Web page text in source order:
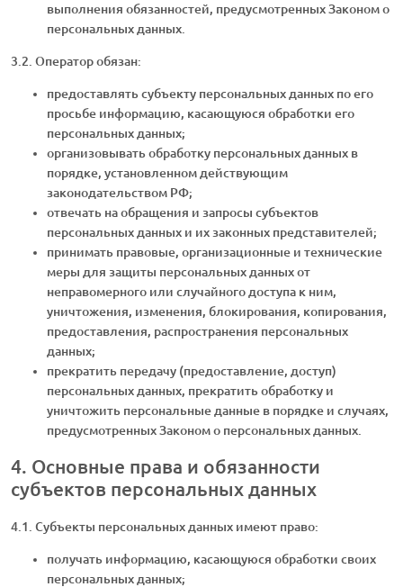
выполнения обязанностей, предусмотренных Законом о
персональных данных.
3.2. Оператор обязан:
предоставлять субъекту персональных данных по его
просьбе информацию, касающуюся обработки его
персональных данных;
организовывать обработку персональных данных в
порядке, установленном действующим
законодательством РФ;
отвечать на обращения и запросы субъектов
персональных данных и их законных представителей;
принимать правовые, организационные и технические
меры для защиты персональных данных от
неправомерного или случайного доступа к ним,
уничтожения, изменения, блокирования, копирования,
предоставления, распространения персональных
данных;
прекратить передачу (предоставление, доступ)
персональных данных, прекратить обработку и
уничтожить персональные данные в порядке и случаях,
предусмотренных Законом о персональных данных.
4. Основные права и обязанности
субъектов персональных данных
4.1. Субъекты персональных данных имеют право:
получать информацию, касающуюся обработки своих
персональных данных;